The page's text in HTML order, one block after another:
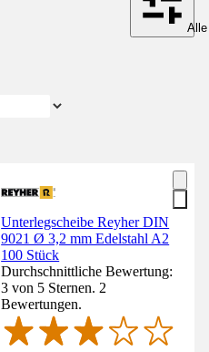
Unterlegscheibe Reyher DIN
9021 Ø 3,2 mm Edelstahl A2
100 Stück
Durchschnittliche Bewertung:
3 von 5 Sternen. 2
Bewertungen.